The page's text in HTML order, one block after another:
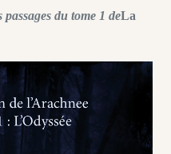
du tome 1 deLa